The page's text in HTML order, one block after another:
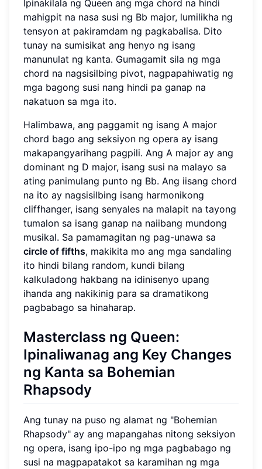
Ipinakilala ng Queen ang mga chord na hindi
mahigpit na nasa susi ng Bb major, lumilikha ng
tensyon at pakiramdam ng pagkabalisa. Dito
tunay na sumisikat ang henyo ng isang
manunulat ng kanta. Gumagamit sila ng mga
chord na nagsisilbing pivot, nagpapahiwatig ng
mga bagong susi nang hindi pa ganap na
nakatuon sa mga ito.
Halimbawa, ang paggamit ng isang A major
chord bago ang seksiyon ng opera ay isang
makapangyarihang pagpili. Ang A major ay ang
dominant ng D major, isang susi na malayo sa
ating panimulang punto ng Bb. Ang iisang chord
na ito ay nagsisilbing isang harmonikong
cliffhanger, isang senyales na malapit na tayong
tumalon sa isang ganap na naiibang mundong
musikal. Sa pamamagitan ng pag-unawa sa
circle of fifths, makikita mo ang mga sandaling
ito hindi bilang random, kundi bilang
kalkuladong hakbang na idinisenyo upang
ihanda ang nakikinig para sa dramatikong
pagbabago sa hinaharap.
Masterclass ng Queen:
Ipinaliwanag ang Key Changes
ng Kanta sa Bohemian
Rhapsody
Ang tunay na puso ng alamat ng "Bohemian
Rhapsody" ay ang mapangahas nitong seksiyon
ng opera, isang ipo-ipo ng mga pagbabago ng
susi na magpapatakot sa karamihan ng mga